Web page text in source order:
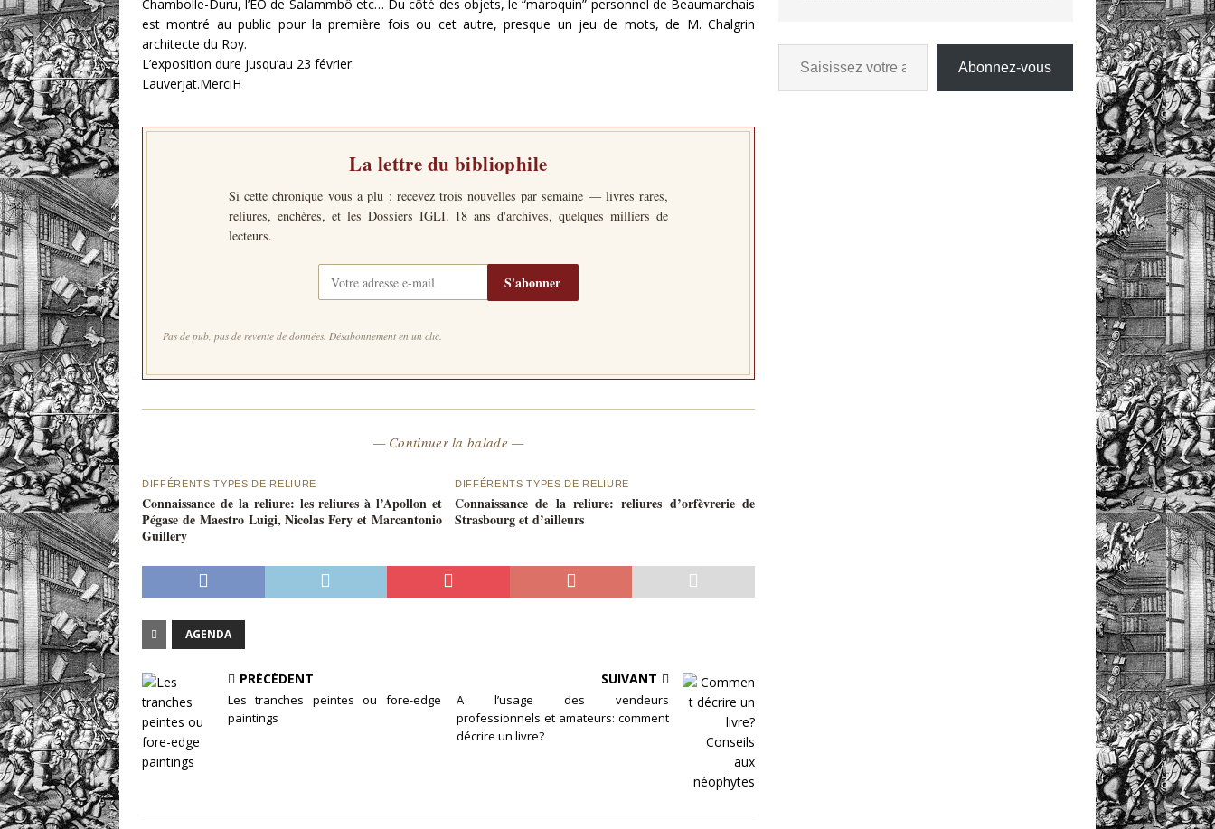
Chambolle-Duru, l’EO de Salammbô etc… Du côté des objets, le “maroquin” personnel de Beaumarchais
est montré au public pour la première fois ou cet autre, presque un jeu de mots, de M. Chalgrin
architecte du Roy.
L’exposition dure jusqu’au 23 février.
Lauverjat.MerciH
La lettre du bibliophile
Si cette chronique vous a plu : recevez trois nouvelles par semaine — livres rares,
reliures, enchères, et les Dossiers IGLI. 18 ans d'archives, quelques milliers de
lecteurs.
S'abonner
Pas de pub, pas de revente de données. Désabonnement en un clic.
— Continuer la balade —
DIFFÉRENTS TYPES DE RELIURE
Connaissance de la reliure: les reliures à l’Apollon et
Pégase de Maestro Luigi, Nicolas Fery et Marcantonio
Guillery
DIFFÉRENTS TYPES DE RELIURE
Connaissance de la reliure: reliures d’orfèvrerie de
Strasbourg et d’ailleurs
AGENDA
PRÉCÉDENT
Les tranches peintes ou fore-edge
paintings
SUIVANT
A l’usage des vendeurs
professionnels et amateurs: comment
décrire un livre?
Abonnez-vous